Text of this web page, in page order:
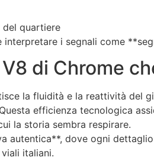
quartiere
i segnali come
di Chrome
la fluidità e la reattività del
efficienza tecnologica
la storia sembra respirare.
autentica**, dove ogni
italiani.